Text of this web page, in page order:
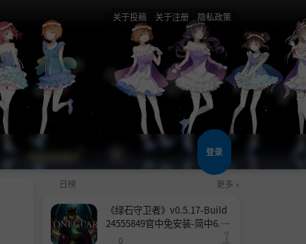
关于投稿 关于注册 隐私政策
登录
日榜 更多 »
《绿石守卫者》v0.5.17-Build
24555849官中免安装-简中6.6
0